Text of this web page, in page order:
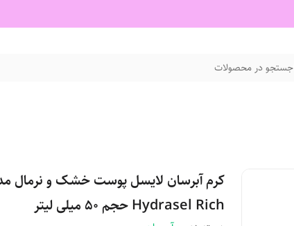
جستجو در محصولات
کرم آبرسان لایسل پوست خشک و نرمال
Hydrasel Rich حجم 50 میلی لیتر